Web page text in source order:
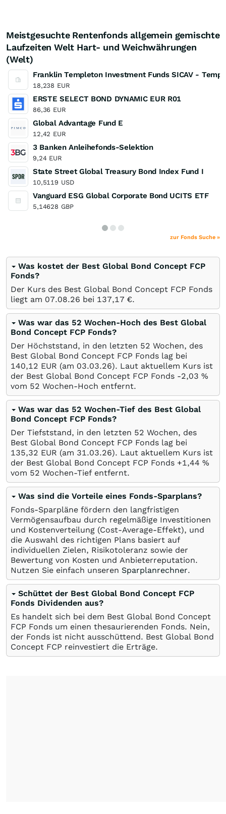
Meistgesuchte Rentenfonds allgemein gemischte
Laufzeiten Welt Hart- und Weichwährungen
(Welt)
Franklin Templeton Investment Funds SICAV -
18,238 EUR
ERSTE SELECT BOND DYNAMIC EUR R01
86,36 EUR
Global Advantage Fund E
12,42 EUR
3 Banken Anleihefonds-Selektion
9,24 EUR
State Street Global Treasury Bond Index Fund I
10,5119 USD
Vanguard ESG Global Corporate Bond UCITS ETF
5,14628 GBP
zur Fonds Suche »
Was kostet der Best Global Bond Concept FCP
Fonds?
Der Kurs des Best Global Bond Concept FCP Fonds
liegt am 07.08.26 bei 137,17 €.
Was war das 52 Wochen-Hoch des Best Global
Bond Concept FCP Fonds?
Der Höchststand, in den letzten 52 Wochen, des
Best Global Bond Concept FCP Fonds lag bei
140,12 EUR (am 03.03.26). Laut aktuellem Kurs ist
der Best Global Bond Concept FCP Fonds -2,03 %
vom 52 Wochen-Hoch entfernt.
Was war das 52 Wochen-Tief des Best Global
Bond Concept FCP Fonds?
Der Tiefststand, in den letzten 52 Wochen, des
Best Global Bond Concept FCP Fonds lag bei
135,32 EUR (am 31.03.26). Laut aktuellem Kurs ist
der Best Global Bond Concept FCP Fonds +1,44 %
vom 52 Wochen-Tief entfernt.
Was sind die Vorteile eines Fonds-Sparplans?
Fonds-Sparpläne fördern den langfristigen
Vermögensaufbau durch regelmäßige Investitionen
und Kostenverteilung (Cost-Average-Effekt), und
die Auswahl des richtigen Plans basiert auf
individuellen Zielen, Risikotoleranz sowie der
Bewertung von Kosten und Anbieterreputation.
Nutzen Sie einfach unseren Sparplanrechner.
Schüttet der Best Global Bond Concept FCP
Fonds Dividenden aus?
Es handelt sich bei dem Best Global Bond Concept
FCP Fonds um einen thesaurierenden Fonds. Nein,
der Fonds ist nicht ausschüttend. Best Global Bond
Concept FCP reinvestiert die Erträge.